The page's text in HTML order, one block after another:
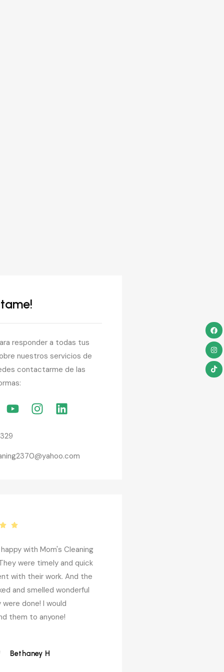
responder a todas tus
nuestros servicios de
contactarme de las
with Mom's Cleaning
were timely and quick
with their work. And the
and smelled wonderful
done! I would
them to anyone!
Bethaney H